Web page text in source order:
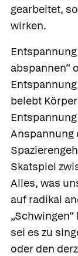
gearbeitet,
wirken.
abspannen“
belebt
Anspannung
Skatspiel
Alles, was
auf radikal
sei es zu
oder den